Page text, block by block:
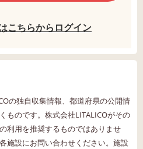
こちらからログイン
の独自収集情報、都道府県の公開情
ものです。株式会社LITALICOがその
利用を推奨するものではありませ
施設にお問い合わせください。施設